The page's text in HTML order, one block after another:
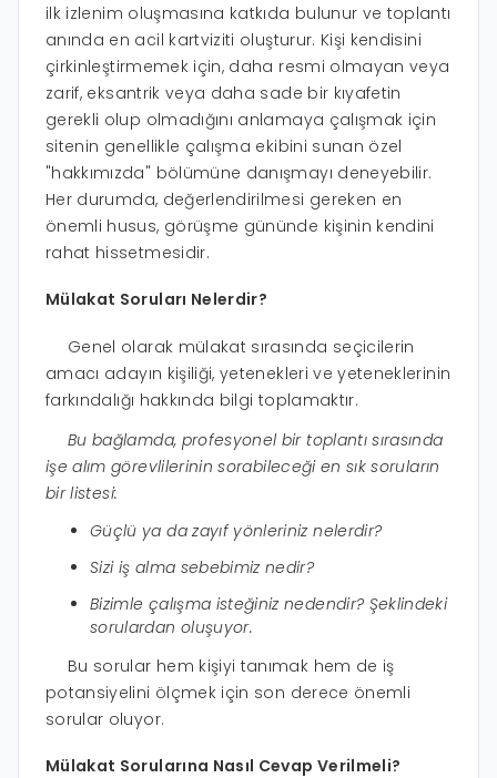
ilk izlenim oluşmasına katkıda bulunur ve toplantı
anında en acil kartviziti oluşturur. Kişi kendisini
çirkinleştirmemek için, daha resmi olmayan veya
zarif, eksantrik veya daha sade bir kıyafetin
gerekli olup olmadığını anlamaya çalışmak için
sitenin genellikle çalışma ekibini sunan özel
"hakkımızda" bölümüne danışmayı deneyebilir.
Her durumda, değerlendirilmesi gereken en
önemli husus, görüşme gününde kişinin kendini
rahat hissetmesidir.
Mülakat Soruları Nelerdir?
Genel olarak mülakat sırasında seçicilerin
amacı adayın kişiliği, yetenekleri ve yeteneklerinin
farkındalığı hakkında bilgi toplamaktır.
Bu bağlamda, profesyonel bir toplantı sırasında
işe alım görevlilerinin sorabileceği en sık soruların
bir listesi:
Güçlü ya da zayıf yönleriniz nelerdir?
Sizi iş alma sebebimiz nedir?
Bizimle çalışma isteğiniz nedendir? Şeklindeki
sorulardan oluşuyor.
Bu sorular hem kişiyi tanımak hem de iş
potansiyelini ölçmek için son derece önemli
sorular oluyor.
Mülakat Sorularına Nasıl Cevap Verilmeli?